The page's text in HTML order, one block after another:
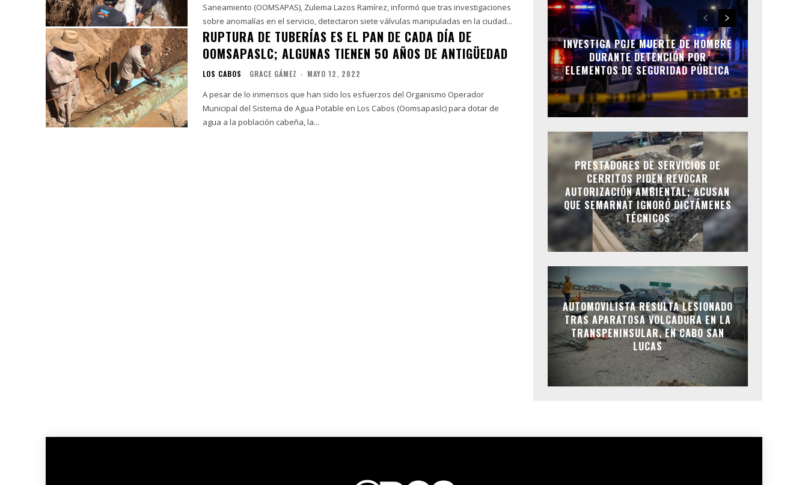
Saneamiento (OOMSAPAS), Zulema Lazos Ramírez, informó que tras investigaciones
sobre anomalías en el servicio, detectaron siete válvulas manipuladas en la ciudad...
RUPTURA DE TUBERÍAS ES EL PAN DE CADA DÍA DE
OOMSAPASLC; ALGUNAS TIENEN 50 AÑOS DE ANTIGÜEDAD
LOS CABOS GRACE GÁMEZ - MAYO 12, 2022
A pesar de lo inmensos que han sido los esfuerzos del Organismo Operador
Municipal del Sistema de Agua Potable en Los Cabos (Oomsapaslc) para dotar de
agua a la población cabeña, la...
INVESTIGA PGJE MUERTE DE HOMBRE
DURANTE DETENCIÓN POR
ELEMENTOS DE SEGURIDAD PÚBLICA
PRESTADORES DE SERVICIOS DE
CERRITOS PIDEN REVOCAR
AUTORIZACIÓN AMBIENTAL; ACUSAN
QUE SEMARNAT IGNORÓ DICTÁMENES
TÉCNICOS
AUTOMOVILISTA RESULTA LESIONADO
TRAS APARATOSA VOLCADURA EN LA
TRANSPENINSULAR, EN CABO SAN
LUCAS